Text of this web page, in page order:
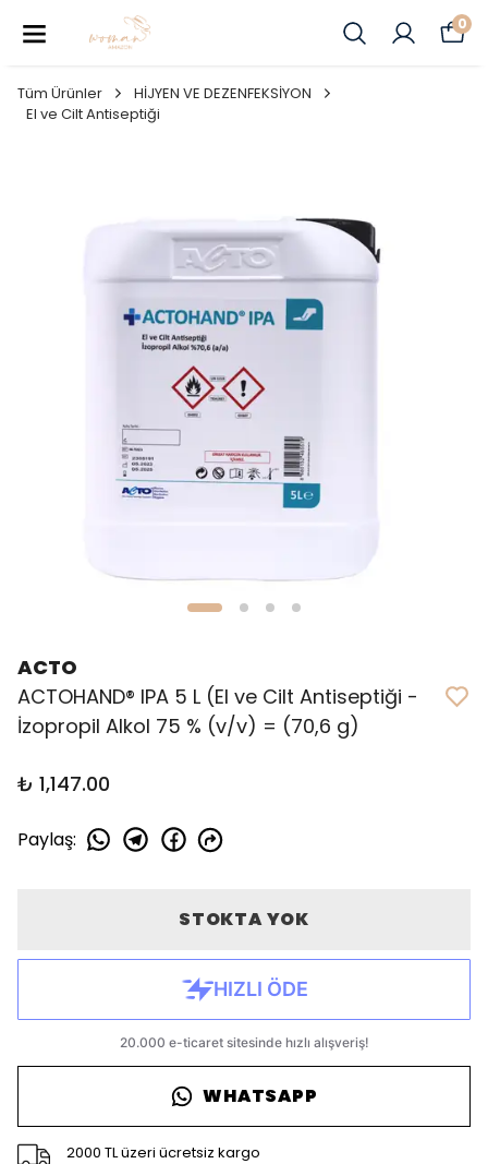
0
Tüm Ürünler
HİJYEN VE DEZENFEKSİYON
El ve Cilt Antiseptiği
ACTO
ACTOHAND® IPA 5 L (El ve Cilt Antiseptiği -
İzopropil Alkol 75 % (v/v) = (70,6 g)
₺ 1,147.00
Paylaş:
STOKTA YOK
WHATSAPP
2000 TL üzeri ücretsiz kargo